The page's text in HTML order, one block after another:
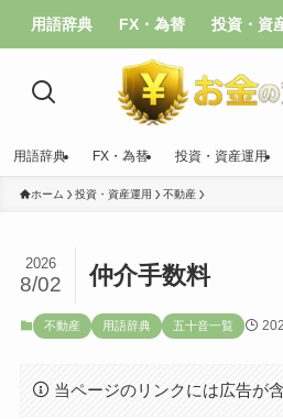
用語辞典 FX・為替 投資・資
用語辞典 FX・為替 投資・資産運用
ホーム 投資・資産運用 不動産
仲介手数料
2026
8/02
不動産 用語辞典 五十音一覧
当ページのリンクには広告が